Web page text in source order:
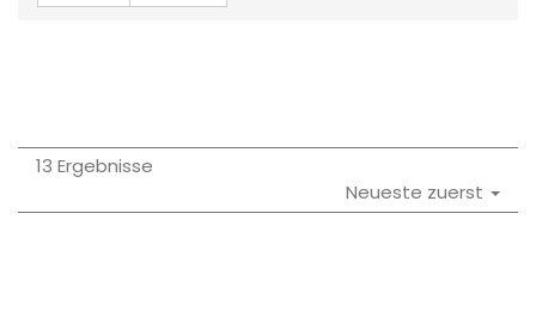
13 Ergebnisse
Neueste zuerst